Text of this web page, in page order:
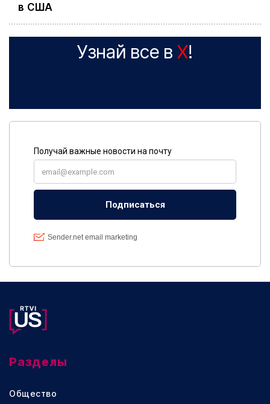
в США
Узнай все в X!
Разделы
Общество